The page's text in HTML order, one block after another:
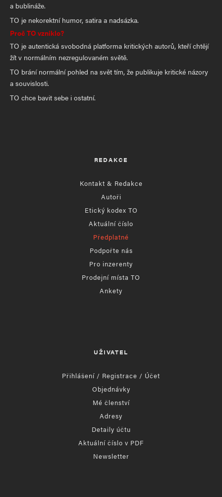
a bublináže.
TO je nekorektní humor, satira a nadsázka.
Proč TO vzniklo?
TO je autentická svobodná platforma kritických autorů, kteří chtějí
žít v normálním nezregulovaném světě.
TO brání normální pohled na svět tím, že publikuje kritické názory
a souvislosti.
TO chce bavit sebe i ostatní.
REDAKCE
Kontakt & Redakce
Autoři
Etický kodex TO
Aktuální číslo
Předplatné
Podpořte nás
Pro inzerenty
Prodejní místa TO
Ankety
UŽIVATEL
Přihlášení / Registrace / Účet
Objednávky
Mé členství
Adresy
Detaily účtu
Aktuální číslo v PDF
Newsletter